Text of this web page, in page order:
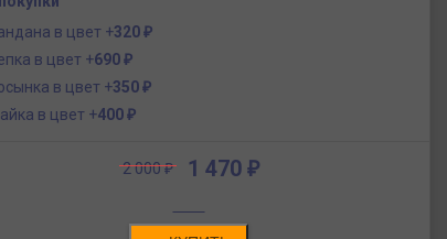
в цвет +320₽
в цвет +690₽
в цвет +350₽
в цвет +400₽
2 000₽ 1 470 ₽